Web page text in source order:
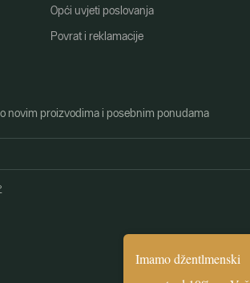
Opći uvjeti poslovanja
Povrat i reklamacije
novim proizvodima i posebnim ponudama
Imamo džentlmenski